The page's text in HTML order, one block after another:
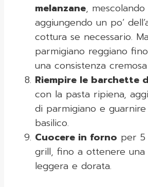
melanzane,
aggiungendo un po’
cottura se necessario.
parmigiano reggiano
una consistenza
Riempire le barchette
con la pasta ripiena,
di parmigiano e
basilico.
Cuocere in forno per
grill, fino a ottenere una
leggera e dorata.